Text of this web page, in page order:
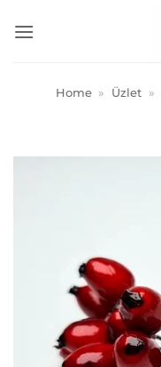
Home » Üzlet »